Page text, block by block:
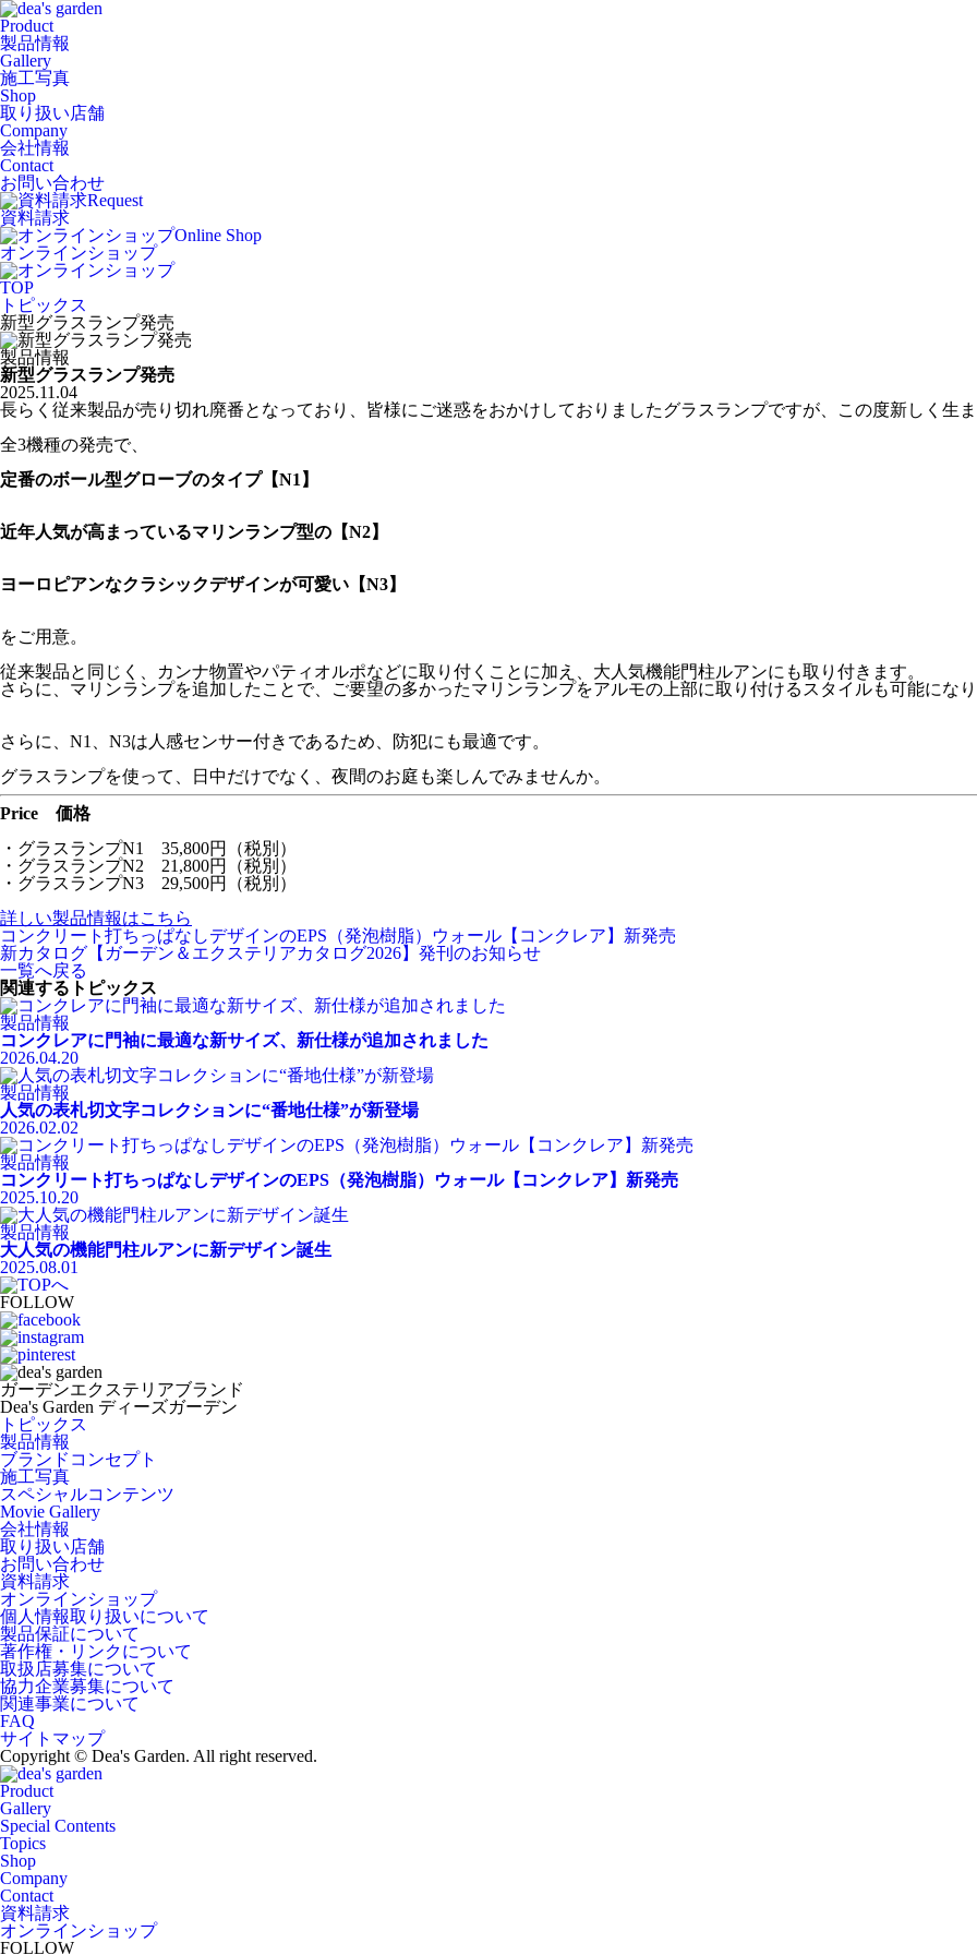
Product
製品情報
Gallery
施工写真
Shop
取り扱い店舗
Company
会社情報
Contact
お問い合わせ
Request
資料請求
Online Shop
オンラインショップ
TOP
トピックス
新型グラスランプ発売
製品情報
新型グラスランプ発売
2025.11.04
長らく従来製品が売り切れ廃番となっており、皆様にご迷惑をおかけしておりましたグラスランプですが、この度新しく生
全3機種の発売で、
定番のボール型グローブのタイプ【N1】
近年人気が高まっているマリンランプ型の【N2】
ヨーロピアンなクラシックデザインが可愛い【N3】
をご用意。
従来製品と同じく、カンナ物置やパティオルポなどに取り付くことに加え、大人気機能門柱ルアンにも取り付きます。
さらに、マリンランプを追加したことで、ご要望の多かったマリンランプをアルモの上部に取り付けるスタイルも可能にな
さらに、N1、N3は人感センサー付きであるため、防犯にも最適です。
グラスランプを使って、日中だけでなく、夜間のお庭も楽しんでみませんか。
Price 価格
・グラスランプN1 35,800円（税別）
・グラスランプN2 21,800円（税別）
・グラスランプN3 29,500円（税別）
詳しい製品情報はこちら
コンクリート打ちっぱなしデザインのEPS（発泡樹脂）ウォール【コンクレア】新発売
新カタログ【ガーデン＆エクステリアカタログ2026】発刊のお知らせ
一覧へ戻る
関連するトピックス
製品情報
コンクレアに門袖に最適な新サイズ、新仕様が追加されました
2026.04.20
製品情報
人気の表札切文字コレクションに“番地仕様”が新登場
2026.02.02
製品情報
コンクリート打ちっぱなしデザインのEPS（発泡樹脂）ウォール【コンクレア】新発売
2025.10.20
製品情報
大人気の機能門柱ルアンに新デザイン誕生
2025.08.01
FOLLOW
ガーデンエクステリアブランド
Dea's Garden ディーズガーデン
トピックス
製品情報
ブランドコンセプト
施工写真
スペシャルコンテンツ
Movie Gallery
会社情報
取り扱い店舗
お問い合わせ
資料請求
オンラインショップ
個人情報取り扱いについて
製品保証について
著作権・リンクについて
取扱店募集について
協力企業募集について
関連事業について
FAQ
サイトマップ
Copyright © Dea's Garden. All right reserved.
Product
Gallery
Special Contents
Topics
Shop
Company
Contact
資料請求
オンラインショップ
FOLLOW